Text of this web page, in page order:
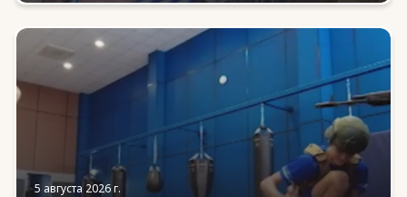
5 августа 2026 г.